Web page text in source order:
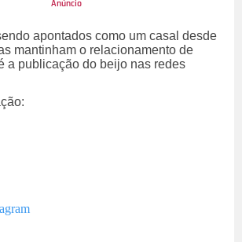
apontados como um casal desde
mantinham o relacionamento de
a publicação do beijo nas redes